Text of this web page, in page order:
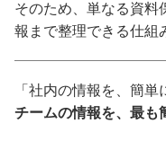
そのため、単なる資料
報まで整理できる仕組
「社内の情報を、簡単
チームの情報を、最も